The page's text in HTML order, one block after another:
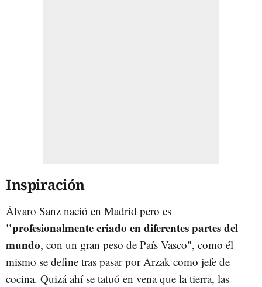
Inspiración
Álvaro Sanz nació en Madrid pero es
"profesionalmente criado en diferentes partes del
mundo, con un gran peso de País Vasco", como él
mismo se define tras pasar por Arzak como jefe de
cocina. Quizá ahí se tatuó en vena que la tierra, las